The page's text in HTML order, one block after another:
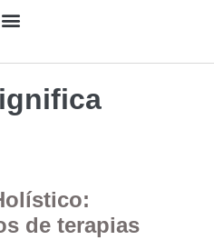
de terapias